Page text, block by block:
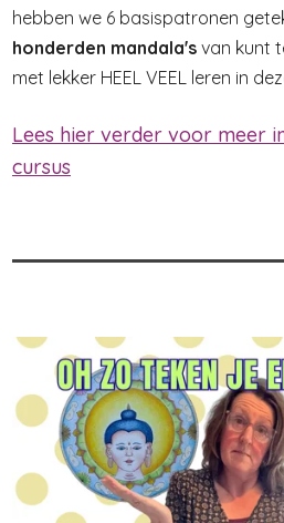
hebben we 6 basispatronen
honderden mandala's van kunt
met lekker HEEL VEEL leren in
Lees hier verder voor meer
cursus